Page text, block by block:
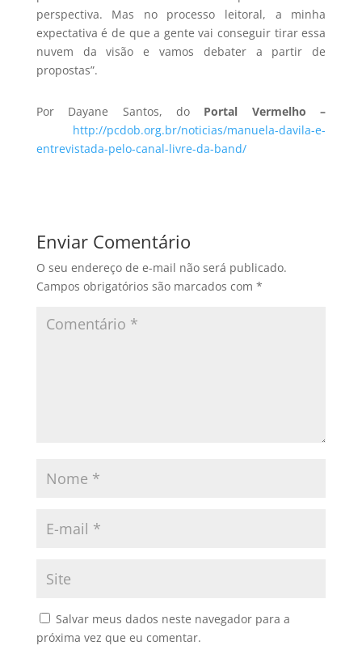
perspectiva. Mas no processo leitoral, a minha
expectativa é de que a gente vai conseguir tirar essa
nuvem da visão e vamos debater a partir de
propostas”.
Por Dayane Santos, do Portal Vermelho –
http://pcdob.org.br/noticias/manuela-davila-e-
entrevistada-pelo-canal-livre-da-band/
Enviar Comentário
O seu endereço de e-mail não será publicado.
Campos obrigatórios são marcados com *
Salvar meus dados neste navegador para a
próxima vez que eu comentar.